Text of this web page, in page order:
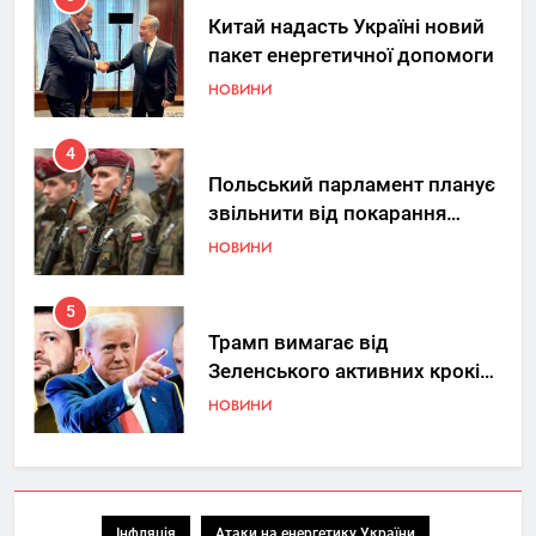
Китай надасть Україні новий
пакет енергетичної допомоги
НОВИНИ
4
Польський парламент планує
звільнити від покарання
добровольців ЗСУ
НОВИНИ
5
Трамп вимагає від
Зеленського активних кроків
у мирному процесі
НОВИНИ
6
“Київтеплоенерго” через